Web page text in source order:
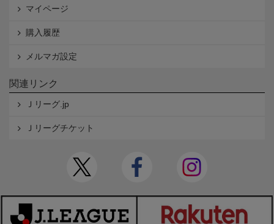
マイページ
購入履歴
メルマガ設定
関連リンク
Ｊリーグ.jp
Ｊリーグチケット